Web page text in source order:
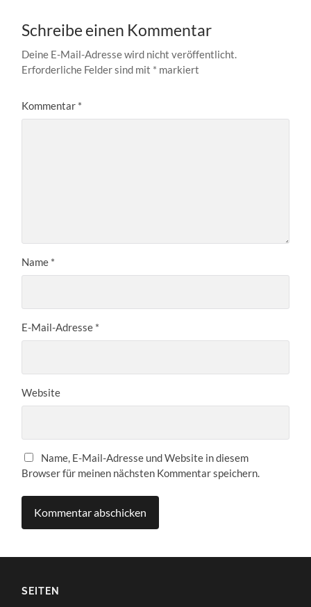
Schreibe einen Kommentar
Deine E-Mail-Adresse wird nicht veröffentlicht.
Erforderliche Felder sind mit * markiert
Kommentar *
Name *
E-Mail-Adresse *
Website
Name, E-Mail-Adresse und Website in diesem
Browser für meinen nächsten Kommentar speichern.
SEITEN